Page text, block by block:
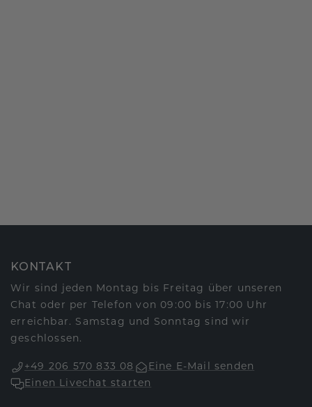
KONTAKT
Wir sind jeden Montag bis Freitag über unseren
Chat oder per Telefon von 09:00 bis 17:00 Uhr
erreichbar. Samstag und Sonntag sind wir
geschlossen.
+49 206 570 833 08
Eine E-Mail senden
Einen Livechat starten